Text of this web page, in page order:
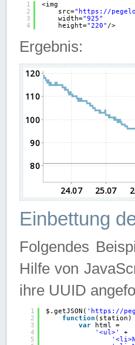
1
2
3
4
<img
src=" https://
width="925"
height="220" />
Ergebnis:
Einbettung
Folgendes
Hilfe von
ihre UUID
1
2
3
4
5
$.getJSON( ' https://
function (station)
var
html =
'<ul>'
+